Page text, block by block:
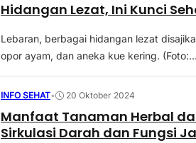
Hidangan Lezat, Ini Kunci
Lebaran, berbagai hidangan lezat
opor ayam, dan aneka kue kering. (Foto:...
INFO SEHAT• 20 Oktober 2024
Manfaat Tanaman Herbal
Sirkulasi Darah dan Fungsi